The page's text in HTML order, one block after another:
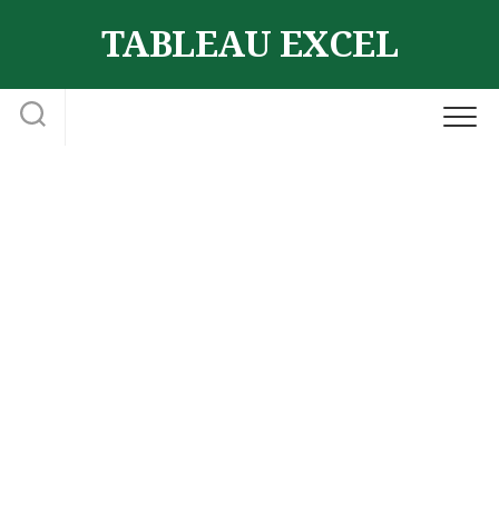
TABLEAU EXCEL